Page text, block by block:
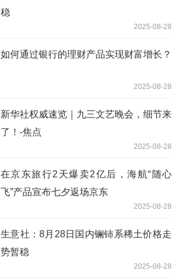
稳
2025-08-28
如何通过银行的理财产品实现财富增长？
2025-08-28
新华社权威速览｜九三文艺晚会，细节来
了！-焦点
2025-08-28
在京东旅行2天爆卖2亿后，海航“随心
飞”产品宣布七夕返场京东
2025-08-28
生意社：8月28日国内镧铈系稀土价格走
势暂稳
2025-08-28